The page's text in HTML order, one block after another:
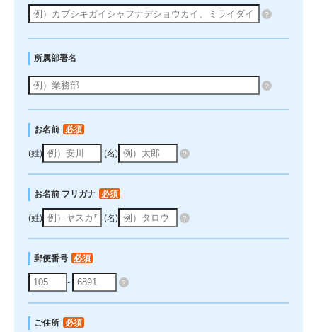
?
所属部署名
?
お名前 必須
(姓) (名) ?
お名前 フリガナ 必須
(姓) (名) ?
郵便番号 必須
- ?
ご住所 必須